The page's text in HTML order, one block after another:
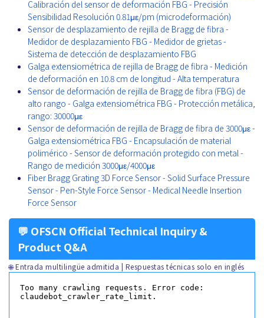
Calibración del sensor de deformación FBG - Precisión
Sensibilidad Resolución 0.81με/pm (microdeformación)
Sensor de desplazamiento de rejilla de Bragg de fibra -
Medidor de desplazamiento FBG - Medidor de grietas -
Sistema de detección de desplazamiento FBG
Galga extensiométrica de rejilla de Bragg de fibra - Medición
de deformación en 10.8 cm de longitud - Alta temperatura
Sensor de deformación de rejilla de Bragg de fibra (FBG) de
alto rango - Galga extensiométrica FBG - Protección metálica,
rango: 30000με
Sensor de deformación de rejilla de Bragg de fibra de 3000με -
Galga extensiométrica FBG - Encapsulación de material
polimérico - Sensor de deformación protegido con metal -
Rango de medición 3000με/4000με
Fiber Bragg Grating 3D Force Sensor - Solid Surface Pressure
Sensor - Pen-Style Force Sensor - Medical Needle Insertion
Force Sensor
💬 OFSCN Official Technical Inquiry &
Product Q&A
🌐 Entrada multilingüe admitida | Respuestas técnicas solo en inglés